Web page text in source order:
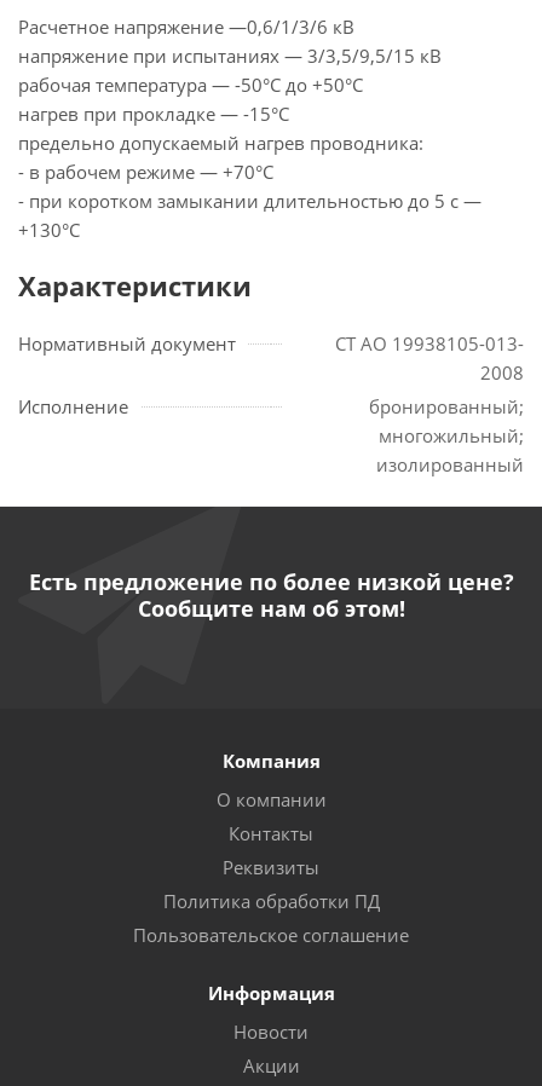
Расчетное напряжение —0,6/1/3/6 кВ
напряжение при испытаниях — 3/3,5/9,5/15 кВ
рабочая температура — -50°С до +50°С
нагрев при прокладке — -15°С
предельно допускаемый нагрев проводника:
- в рабочем режиме — +70°С
- при коротком замыкании длительностью до 5 с —
+130°С
Характеристики
Нормативный документ
СТ АО 19938105-013-
2008
Исполнение
бронированный;
многожильный;
изолированный
Есть предложение по более низкой цене?
Сообщите нам об этом!
Компания
О компании
Контакты
Реквизиты
Политика обработки ПД
Пользовательское соглашение
Информация
Новости
Акции